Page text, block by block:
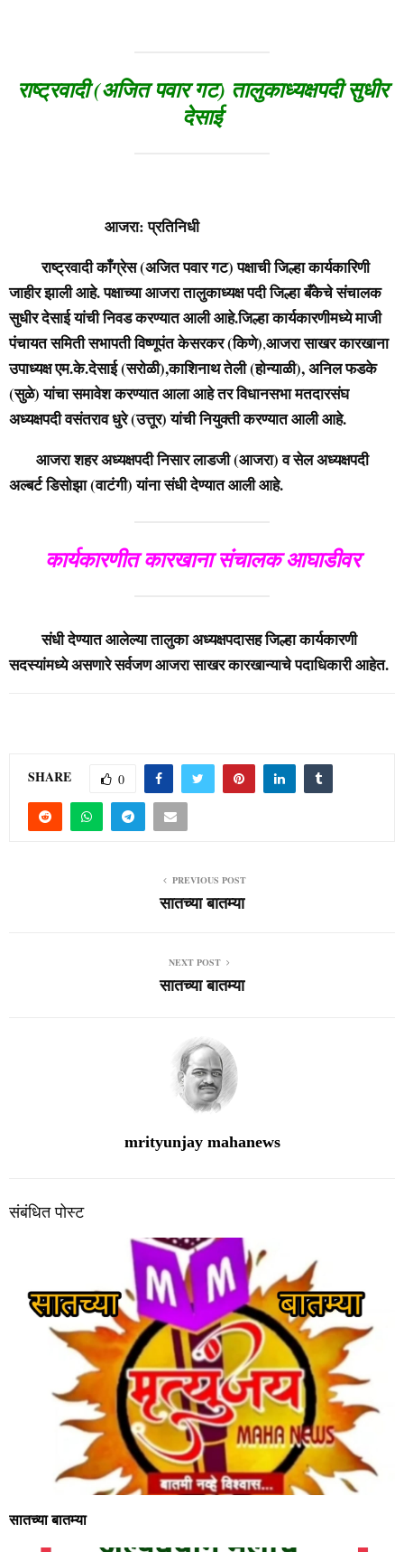
राष्ट्रवादी (अजित पवार गट) तालुकाध्यक्षपदी सुधीर
देसाई
आजरा: प्रतिनिधी
राष्ट्रवादी काँग्रेस (अजित पवार गट) पक्षाची जिल्हा कार्यकारिणी
जाहीर झाली आहे. पक्षाच्या आजरा तालुकाध्यक्ष पदी जिल्हा बँकेचे संचालक
सुधीर देसाई यांची निवड करण्यात आली आहे.जिल्हा कार्यकारणीमध्ये माजी
पंचायत समिती सभापती विष्णूपंत केसरकर (किणे),आजरा साखर कारखाना
उपाध्यक्ष एम.के.देसाई (सरोळी),काशिनाथ तेली (होन्याळी), अनिल फडके
(सुळे) यांचा समावेश करण्यात आला आहे तरविधानसभा मतदारसंघ
अध्यक्षपदी वसंतराव धुरे (उत्तूर) यांची नियुक्ती करण्यात आली आहे.
आजरा शहर अध्यक्षपदी निसार लाडजी (आजरा) वसेल अध्यक्षपदी
अल्बर्ट डिसोझा (वाटंगी) यांना संधी देण्यात आली आहे.
कार्यकारणीत कारखाना संचालक आघाडीवर
संधी देण्यात आलेल्या तालुका अध्यक्षपदासह जिल्हा कार्यकारणी
सदस्यांमध्ये असणारे सर्वजण आजरा साखर कारखान्याचे पदाधिकारी आहेत.
SHARE 0
PREVIOUS POST
सातच्या बातम्या
NEXT POST
सातच्या बातम्या
mrityunjay mahanews
संबंधित पोस्ट
सातच्या बातम्या